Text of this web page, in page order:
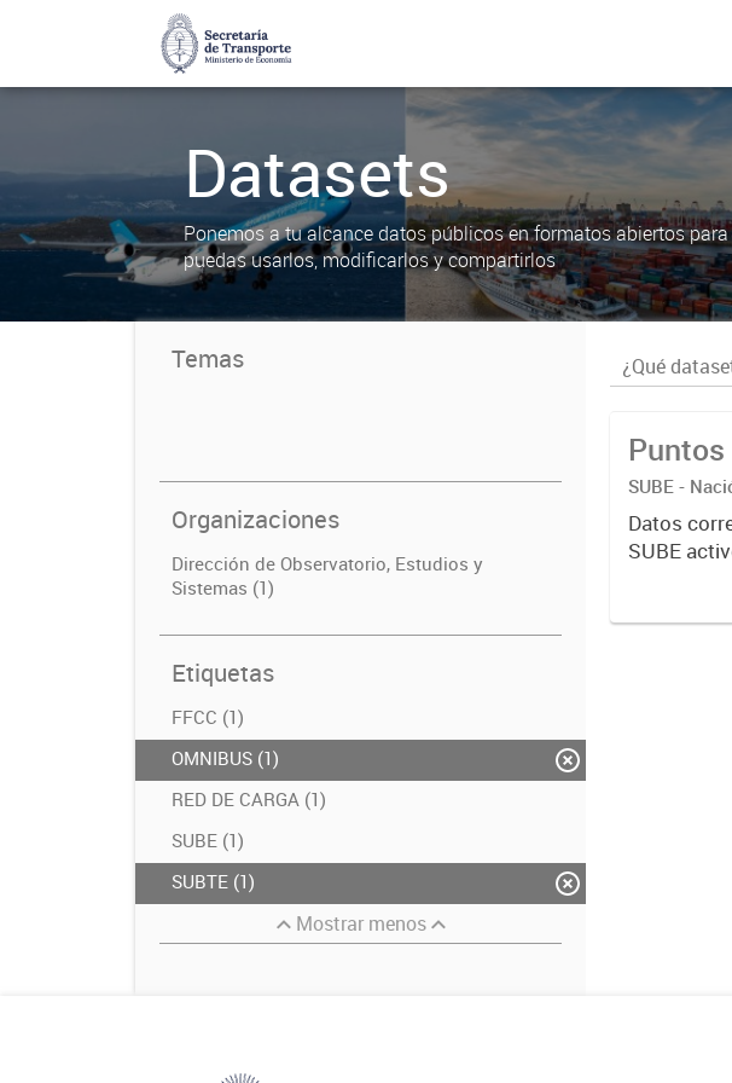
Datasets
Ponemos a tu alcance datos públicos en formatos abiertos
puedas usarlos, modificarlos y compartirlos
Temas
Organizaciones
Dirección de Observatorio, Estudios y
Sistemas (1)
Etiquetas
FFCC (1)
OMNIBUS (1)
RED DE CARGA (1)
SUBE (1)
SUBTE (1)
Mostrar menos
Puntos
SUBE -
Datos
SUBE